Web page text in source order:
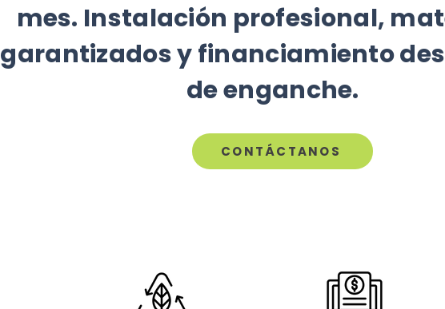
mes. Instalación profesional,
garantizados y financiamiento
de enganche.
CONTÁCTANOS